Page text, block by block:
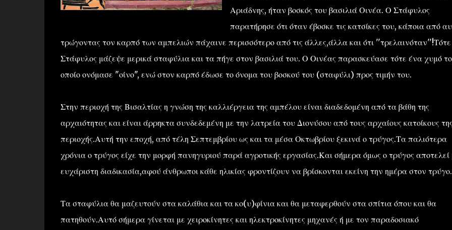
Αριάδνης, ήταν βοσκός του βασιλιά Οινέα. Ο Στάφυλος
παρατήρησε ότι όταν έβοσκε τις κατσίκες του, κάποια από
τρώγοντας τον καρπό των αμπελιών πάχαινε περισσότερο από τις άλλες,άλλα και ότι ''τρελαινόταν''!Τότε
Στάφυλος μάζεψε μερικά σταφύλια και τα πήγε στον βασιλιά του. Ο Οινέας παρασκεύασε τότε ένα χυμό
οποίο ονόμασε "οίνο", ενώ στον καρπό έδωσε το όνομα του βοσκού του (σταφύλι) προς τιμήν του.
Στην περιοχή της Βισαλτίας η γνώση της καλλιέργεια της αμπέλου είναι διαδεδομένη από τα βάθη της
αρχαιότητας και είναι άρρηκτα συνδεδεμένη με την λατρεία του Διονύσου από τους αρχαίους κατοίκους της
περιοχής.Αυτή την εποχή, από τέλη Σεπτεμβρίου ως και τα μέσα Οκτωβρίου ξεκινά ο τρύγος.Τα παλιότερα
χρόνια ο τρύγος είχε την μορφή πανηγυριού παρά αγροτικής εργασίας.Και σήμερα όμως ο τρύγος αποτελεί
ευχάριστη διαδικασία,αφού άνθρωποι κάθε ηλικίας φροντίζουν να βρίσκονται εκείνη την ημέρα στον τρύγο.
Τα σταφύλια θα μαζευτούν στα καλάθια και τα κο(υ)φίνια και θα μεταφερθούν στα σπίτια όπου και θα
πατηθούν.Αυτό σήμερα γίνεται με χειροκίνητες και ηλεκτροκίνητες μηχανές ή με τον παραδοσιακό